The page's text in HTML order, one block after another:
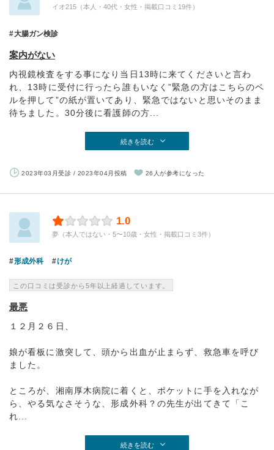
イオ215（本人・40代・女性・掲載口コミ19件）
大腸ガン検診
案内がない
内視鏡検査をする事になり当日13時に来てくださいと言わ
れ、13時に受付に行ったら誰もいなく”緊急の方はこちらのベ
ルを押して”の紙が置いてあり、緊急ではないと思いそのまま
待ちました。30分後に看護師の方...
続きを読む
2023年03月受診 / 2023年04月投稿 26人が参考になった
1.0
夢（本人ではない・5〜10歳・女性・掲載口コミ3件）
形成外科 けが
この口コミは受診から5年以上経過しています。
最悪
１２月２６日、
娘が看板に激突して、頭から出血が止まらず、救急車を呼び
ました。
ところが、湘南厚木病院に着くと、ポケットに手を入れなが
ら、やる気なさそうな、形成外科？の先生が出てきて「こ
れ...
続きを読む